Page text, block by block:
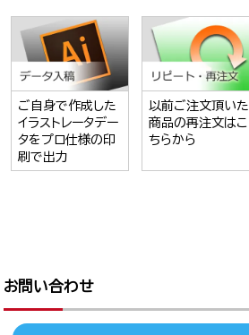
ご自身で作成した
イラストレータデー
タをプロ仕様の印
刷で出力
以前ご注文頂いた
商品の再注文はこ
ちらから
お問い合わせ